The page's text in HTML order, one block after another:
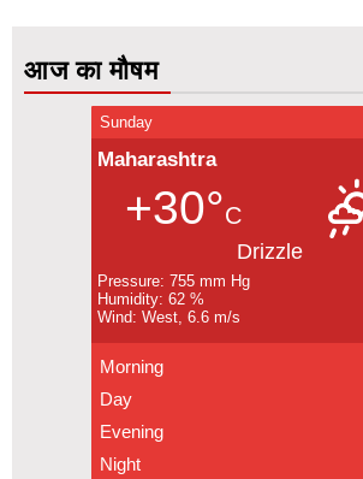
आज का मौषम
Sunday
Maharashtra
+30°C
Drizzle
Pressure: 755 mm Hg
Humidity: 62 %
Wind: West, 6.6 m/s
Morning
Day
Evening
Night